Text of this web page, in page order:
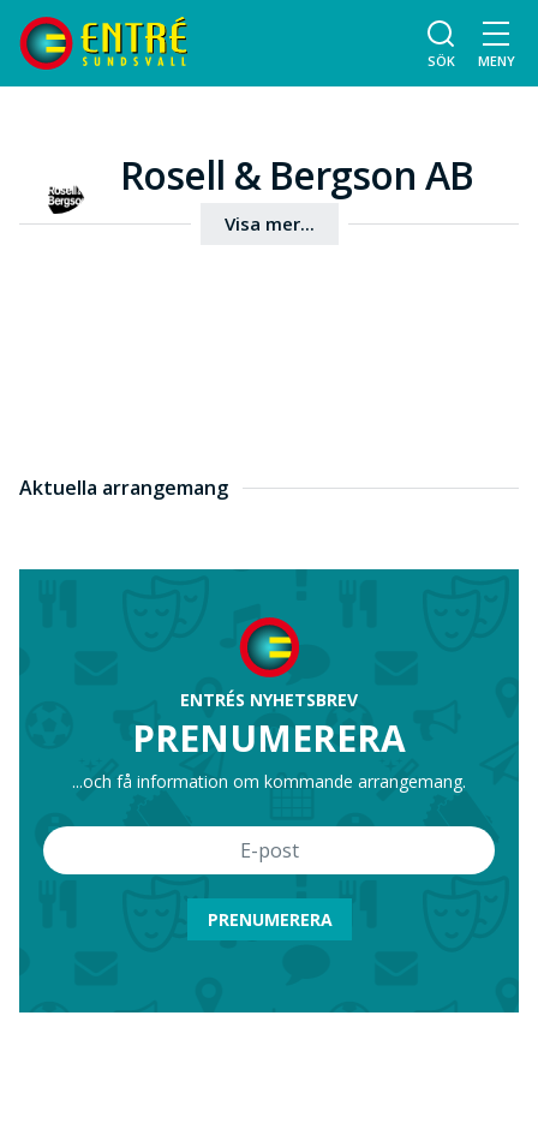
SÖK MENY
Rosell & Bergson AB
Visa mer...
Aktuella arrangemang
ENTRÉS NYHETSBREV
PRENUMERERA
...och få information om kommande arrangemang.
PRENUMERERA